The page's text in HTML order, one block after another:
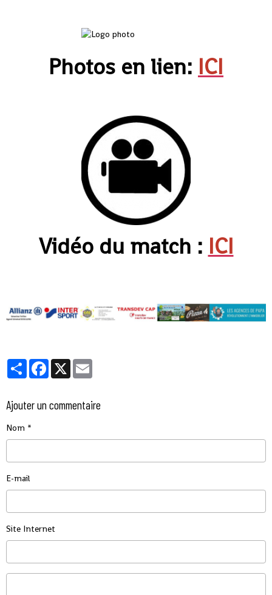
Photos en lien: ICI
Vidéo du match : ICI
PartagerFacebook
X
Ajouter un commentaire
Nom
E-mail
Site Internet